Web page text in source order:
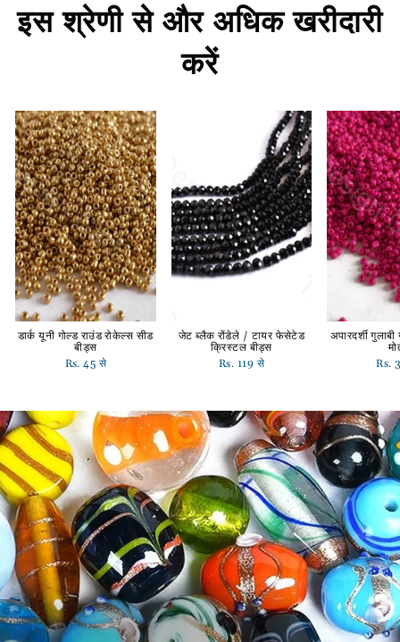
इस श्रेणी से और अधिक खरीदारी
करें
डार्क यूनी गोल्ड राउंड रोकेल्स सीड
बीड्स
Rs. 45 से
जेट ब्लैक रोंडेले / टायर फेसेटेड
क्रिस्टल बीड्स
Rs. 119 से
अपारदर्शी
Rs.